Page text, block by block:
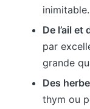
inimitable.
De l’ail et
par
grande
Des
thym ou